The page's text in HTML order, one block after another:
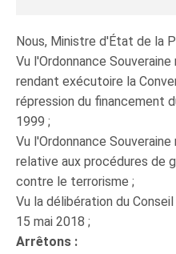
Nous, Ministre d'État de la
Vu l'Ordonnance
rendant exécutoire la
répression du financement
1999 ;
Vu l'Ordonnance
relative aux procédures de
contre le terrorisme ;
Vu la délibération du
15 mai 2018 ;
Arrêtons :